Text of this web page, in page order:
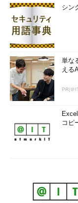
シン
単な
える
PR(＠
コピ